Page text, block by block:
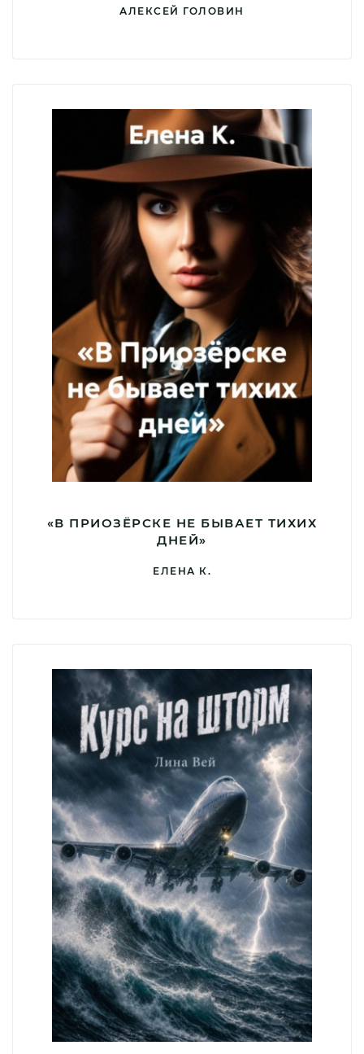
АЛЕКСЕЙ ГОЛОВИН
«В ПРИОЗЁРСКЕ НЕ БЫВАЕТ ТИХИХ
ДНЕЙ»
ЕЛЕНА К.